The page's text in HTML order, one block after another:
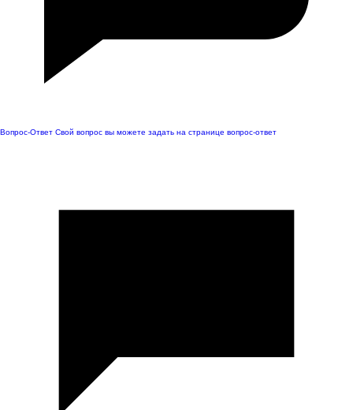
Вопрос-Ответ Свой вопрос вы можете задать на странице вопрос-ответ